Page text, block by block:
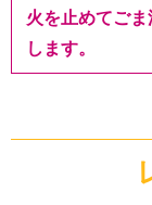
火を止めてご
します。